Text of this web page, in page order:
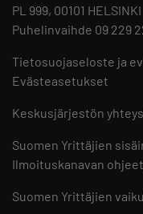
PL 999, 00101 HELSINKI
Puhelinvaihde 09 229
Tietosuojaseloste ja
Evästeasetukset
Keskusjärjestön
Suomen Yrittäjien
Ilmoituskanavan
Suomen Yrittäjien